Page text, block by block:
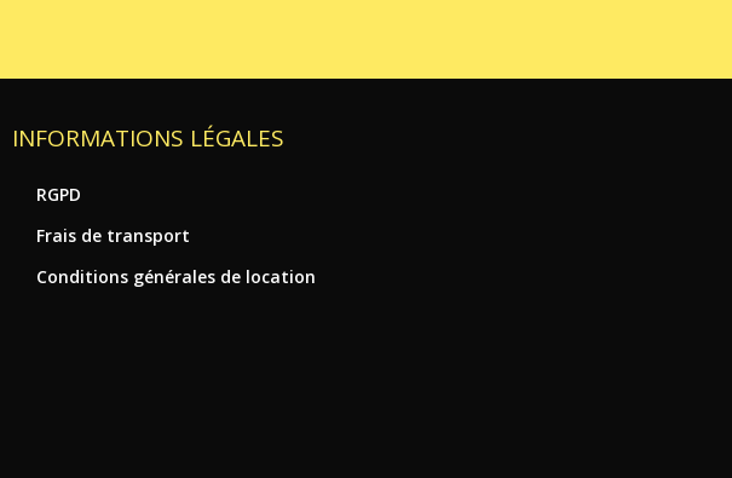
INFORMATIONS LÉGALES
RGPD
Frais de transport
Conditions générales de location